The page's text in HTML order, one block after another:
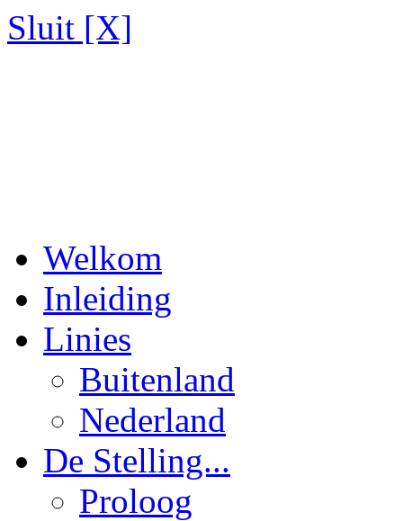
Sluit [X]
Welkom
Inleiding
Linies
Buitenland
Nederland
De Stelling...
Proloog